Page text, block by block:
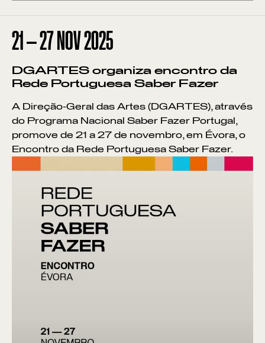
21 —27 NOV2025
DGARTES organiza encontro da
Rede Portuguesa Saber Fazer
A Direção-Geral das Artes (DGARTES), através
do Programa Nacional Saber Fazer Portugal,
promove de 21 a 27 de novembro, em Évora, o
Encontro da Rede Portuguesa Saber Fazer.